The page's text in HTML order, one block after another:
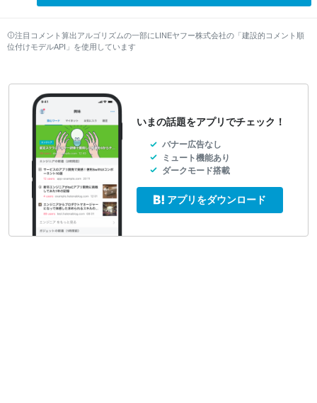
注目コメント算出アルゴリズムの一部にLINEヤフー株式会社の「建設的コメント順
位付けモデルAPI」を使用しています
いまの話題をアプリでチェック！
バナー広告なし
ミュート機能あり
ダークモード搭載
アプリをダウンロード